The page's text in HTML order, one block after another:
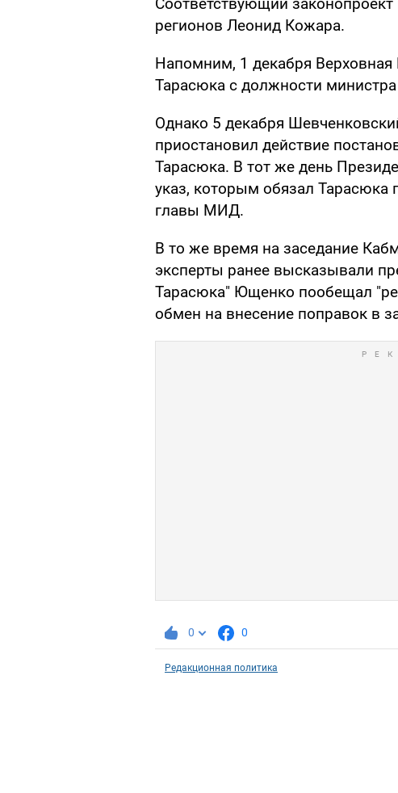
Соответствующий
регионов Леонид Кожара.
Напомним, 1 декабря
Тарасюка с должности
Однако 5 декабря
приостановил действие
Тарасюка. В тот же день
указ, которым обязал Тарасюка
главы МИД.
В то же время на заседание
эксперты ранее высказывали
Тарасюка" Ющенко пообещал
обмен на внесение поправок в
0 0
Редакционная политика